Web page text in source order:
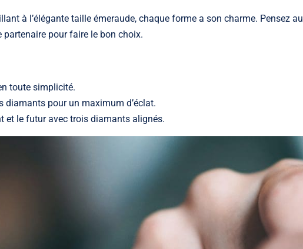
à l’élégante taille émeraude, chaque forme a son charme. Pensez au
pour faire le bon choix.
toute simplicité.
diamants pour un maximum d’éclat.
et le futur avec trois diamants alignés.